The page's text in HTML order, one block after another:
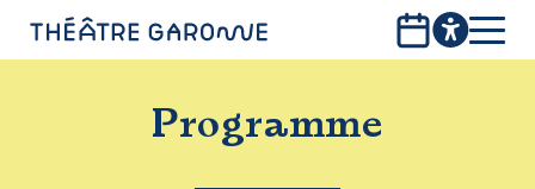
PROGRAMME
INFOS PRATIQUES
Programme